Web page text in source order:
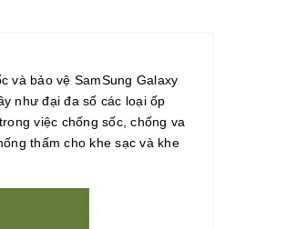
và bảo vệ SamSung Galaxy
như đại đa số các loại ốp
việc chống sốc, chống va
thấm cho khe sạc và khe